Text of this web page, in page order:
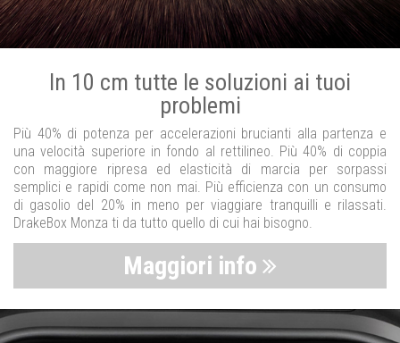
In 10 cm tutte le soluzioni ai tuoi
problemi
Più 40% di potenza per accelerazioni brucianti alla partenza e
una velocità superiore in fondo al rettilineo. Più 40% di coppia
con maggiore ripresa ed elasticità di marcia per sorpassi
semplici e rapidi come non mai. Più efficienza con un consumo
di gasolio del 20% in meno per viaggiare tranquilli e rilassati.
DrakeBox Monza ti da tutto quello di cui hai bisogno.
Maggiori info